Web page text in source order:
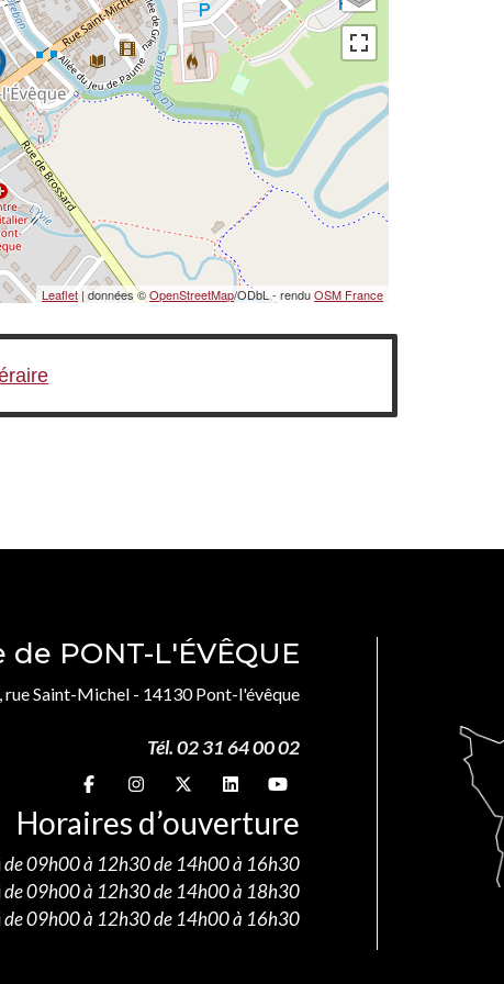
Leaflet| données ©OpenStreetMap/ODbL - renduOSM France
de PONT-L'ÉVÊQUE
rue Saint-Michel - 14130 Pont-l'évêque
Tél. 02 31 64 00 02
Suivez-nous sur
Suivez-nous sur
Suivez-nous sur
Suivez-nous sur
Suivez-nous sur
Horaires d’ouverture
de 09h00 à 12h30 de 14h00 à 16h30
de 09h00 à 12h30 de 14h00 à 18h30
de 09h00 à 12h30 de 14h00 à 16h30